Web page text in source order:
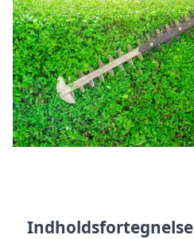
Indholdsfortegnelse